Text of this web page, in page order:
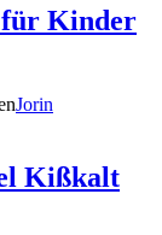
für Kinder
Jorin
Kißkalt